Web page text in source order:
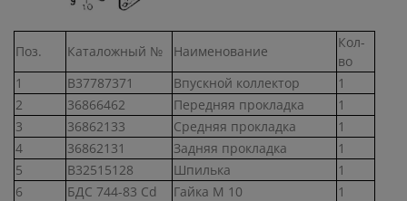
Поз. Каталожный № Наименование
Кол-
во
1
В37787371 Впускной коллектор
1
2
36866462 Передняя прокладка
1
3
36862133 Средняя прокладка
1
4
36862131 Задняя прокладка
1
5
В32515128 Шпилька
1
6
БДС 744-83 Cd Гайка M 10
1